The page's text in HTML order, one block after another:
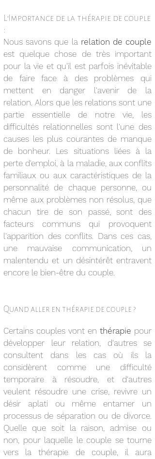
L’Importance de la thérapie de couple
:
Nous savons que la relation de couple
est quelque chose de très important
pour la vie et qu'il est parfois inévitable
de faire face à des problèmes qui
mettent en danger l'avenir de la
relation. Alors que les relations sont une
partie essentielle de notre vie, les
difficultés relationnelles sont l'une des
causes les plus courantes de manque
de bonheur. Les situations liées à la
perte d'emploi, à la maladie, aux conflits
familiaux ou aux caractéristiques de la
personnalité de chaque personne, ou
même aux problèmes non résolus, que
chacun tire de son passé, sont des
facteurs communs qui provoquent
l'apparition des conflits. Dans ces cas,
une mauvaise communication, un
malentendu et un désintérêt entravent
encore le bien-être du couple.
Quand aller en thérapie de couple ?
Certains couples vont en thérapie pour
développer leur relation, d'autres se
consultent dans les cas où ils la
considèrent comme une difficulté
temporaire à résoudre, et d'autres
veulent résoudre une crise, revivre un
désir aplati ou même entamer un
processus de séparation ou de divorce.
Quelle que soit la raison, admise ou
non, pour laquelle le couple se tourne
vers la thérapie de couple, il aura